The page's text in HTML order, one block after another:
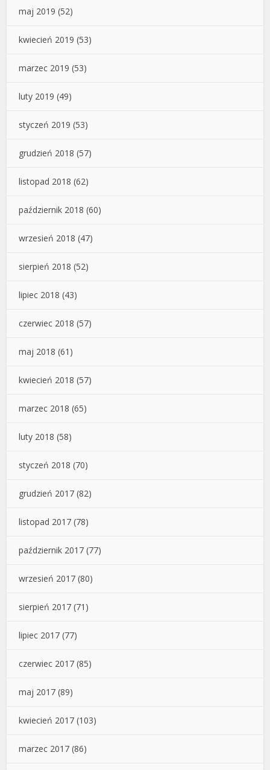
maj 2019 (52)
kwiecień 2019 (53)
marzec 2019 (53)
luty 2019 (49)
styczeń 2019 (53)
grudzień 2018 (57)
listopad 2018 (62)
październik 2018 (60)
wrzesień 2018 (47)
sierpień 2018 (52)
lipiec 2018 (43)
czerwiec 2018 (57)
maj 2018 (61)
kwiecień 2018 (57)
marzec 2018 (65)
luty 2018 (58)
styczeń 2018 (70)
grudzień 2017 (82)
listopad 2017 (78)
październik 2017 (77)
wrzesień 2017 (80)
sierpień 2017 (71)
lipiec 2017 (77)
czerwiec 2017 (85)
maj 2017 (89)
kwiecień 2017 (103)
marzec 2017 (86)